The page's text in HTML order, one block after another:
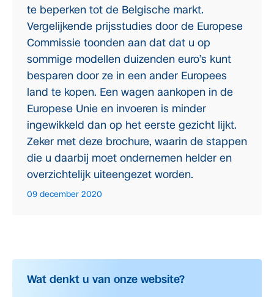
te beperken tot de Belgische markt.
Vergelijkende prijsstudies door de Europese
Commissie toonden aan dat dat u op
sommige modellen duizenden euro’s kunt
besparen door ze in een ander Europees
land te kopen. Een wagen aankopen in de
Europese Unie en invoeren is minder
ingewikkeld dan op het eerste gezicht lijkt.
Zeker met deze brochure, waarin de stappen
die u daarbij moet ondernemen helder en
overzichtelijk uiteengezet worden.
09 december 2020
Wat denkt u van onze website?